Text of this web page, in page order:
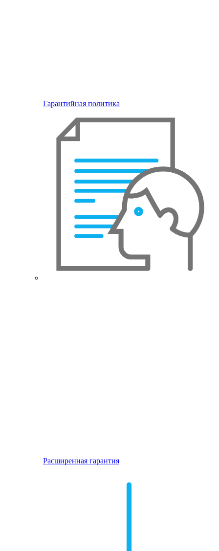
Гарантийная политика
Расширенная гарантия